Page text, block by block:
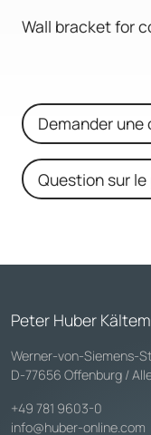
Wall bracket for
Demander une
Question sur
Peter Huber
Werner-von-Siemens-
D-77656 Offenburg /
+49 781 9603-0
info@huber-online.com